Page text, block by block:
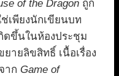
of the Dragon ถูก
เพียงนักเขียนบท
ดขึ้นในห้องประชุม
ายลิขสิทธิ์ เนื้อเรื่อง
าก Game of